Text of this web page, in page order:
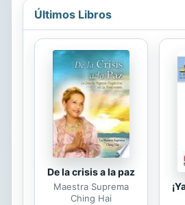
desatada, le
excepción de una
especialmente
erudita, esta
el musicólogo
Arteaga,
de su obra
discografía
aportación de la
Últimos Libros
De la crisis a la paz
Maestra Suprema
Ching Hai